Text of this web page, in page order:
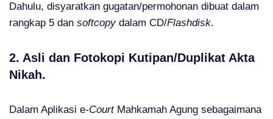
Dahulu, disyaratkan gugatan/permohonan dibuat dalam
rangkap 5 dan softcopy dalam CD/Flashdisk.
2. Asli dan Fotokopi Kutipan/Duplikat Akta
Nikah.
Dalam Aplikasi e-Court Mahkamah Agung sebagaimana